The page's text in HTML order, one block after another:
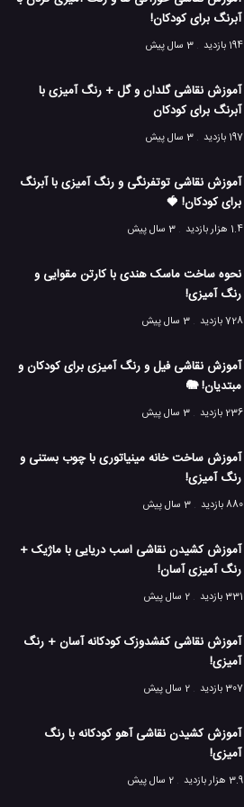
آبرنگ برای کودکان!
194 بازدید
3 سال پیش
آموزش نقاشی گلدان و گل + رنگ آمیزی با
آبرنگ برای کودکان
197 بازدید
3 سال پیش
آموزش نقاشی توتفرنگی و رنگ آمیزی با آبرنگ
برای کودکان! 🍓
1.4 هزار بازدید
3 سال پیش
نحوه ساخت ماسک هندی با کارتن مقوایی و
رنگ آمیزی!
728 بازدید
3 سال پیش
آموزش نقاشی فیل و رنگ آمیزی برای کودکان و
مبتدیان! 🐘
236 بازدید
3 سال پیش
آموزش ساخت خانه مینیاتوری با چوب بستنی و
رنگ آمیزی! ️️
880 بازدید
3 سال پیش
آموزش کشیدن نقاشی اسب دریایی با ماژیک +
رنگ آمیزی آسان!
331 بازدید
2 سال پیش
آموزش نقاشی کفشدوزک کودکانه آسان + رنگ
آمیزی!
307 بازدید
2 سال پیش
آموزش کشیدن نقاشی آهو کودکانه با رنگ
آمیزی!
3.9 هزار بازدید
2 سال پیش